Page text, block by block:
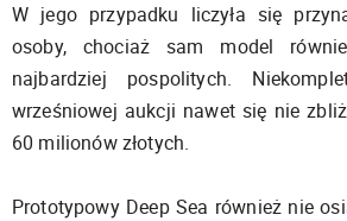
W jego przypadku liczyła się
osoby, chociaż sam model
najbardziej pospolitych.
wrześniowej aukcji nawet się nie
60 milionów złotych.
Prototypowy Deep Sea również nie